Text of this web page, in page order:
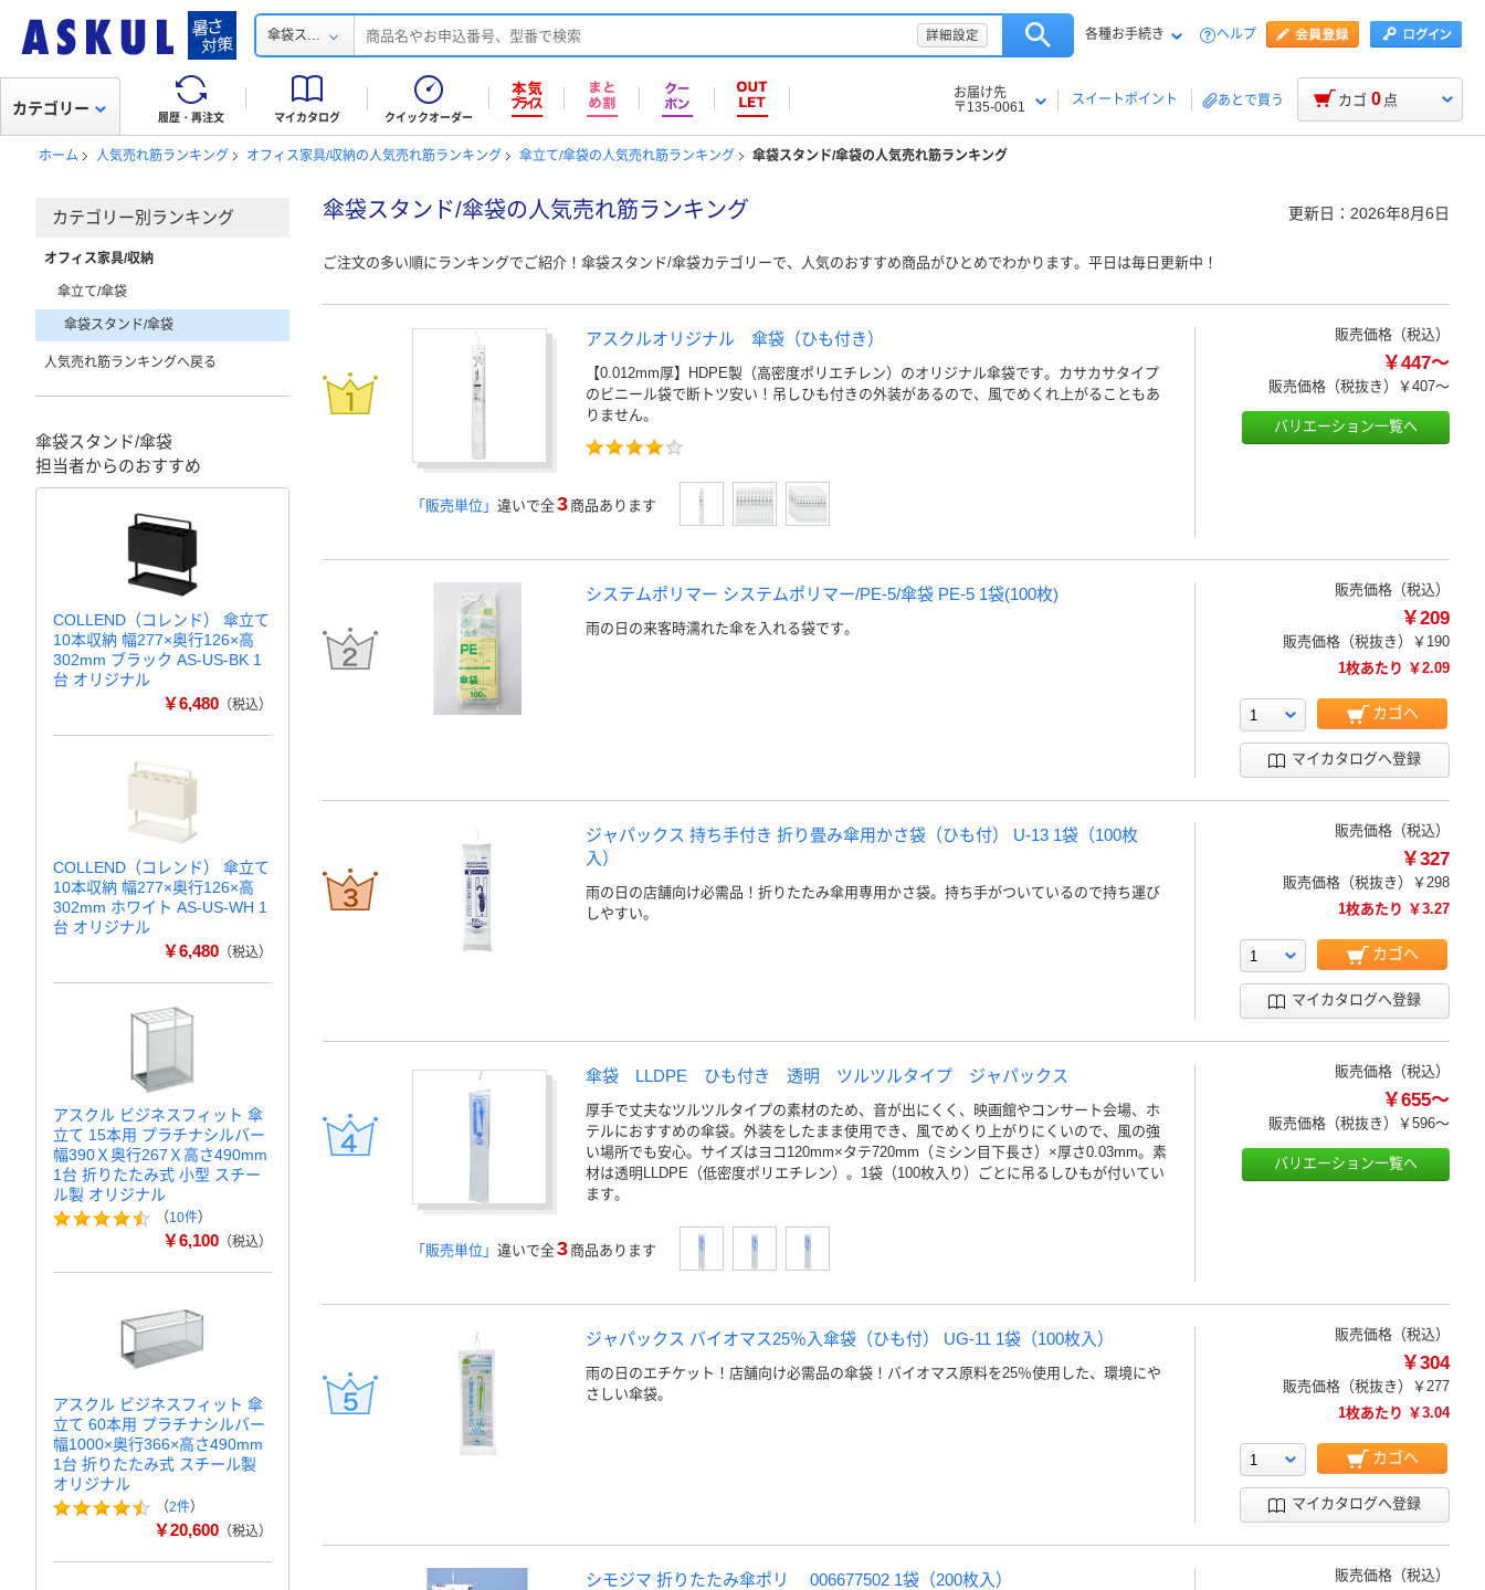
傘袋ス... 詳細設定 各種お手続き ヘルプ
履歴・再注文 マイカタログ クイックオーダー
お届け先
〒135-0061
スイートポイント あとで買う
カテゴリー カゴ 0 点
ホーム 人気売れ筋ランキング オフィス家具/収納の人気売れ筋ランキング 傘立て/傘袋の人気売れ筋ランキング 傘袋スタンド/傘袋の人気売れ筋ランキング
傘袋スタンド/傘袋の人気売れ筋ランキング 更新日： 2026年8月6日
ご注文の多い順にランキングでご紹介！傘袋スタンド/傘袋カテゴリーで、人気のおすすめ商品がひとめでわかります。平日は毎日更新中！
アスクルオリジナル 傘袋（ひも付き）
【0.012mm厚】HDPE製（高密度ポリエチレン）のオリジナル傘袋です。カサカサタイプ
のビニール袋で断トツ安い！吊しひも付きの外装があるので、風でめくれ上がることもあ
りません。
「販売単位」 違いで全3 商品あります
販売価格（税込）
￥447～
販売価格（税抜き） ￥407～
バリエーション一覧へ
システムポリマー システムポリマー/PE-5/傘袋 PE-5 1袋(100枚)
雨の日の来客時濡れた傘を入れる袋です。
販売価格（税込）
￥209
販売価格（税抜き）
￥190
1枚あたり ￥2.09
カゴへ
マイカタログへ登録
ジャパックス 持ち手付き 折り畳み傘用かさ袋（ひも付） U-13 1袋（100枚
入）
雨の日の店舗向け必需品！折りたたみ傘用専用かさ袋。持ち手がついているので持ち運び
しやすい。
販売価格（税込）
￥327
販売価格（税抜き）
￥298
1枚あたり ￥3.27
カゴへ
マイカタログへ登録
傘袋 LLDPE ひも付き 透明 ツルツルタイプ ジャパックス
厚手で丈夫なツルツルタイプの素材のため、音が出にくく、映画館やコンサート会場、ホ
テルにおすすめの傘袋。外装をしたまま使用でき、風でめくり上がりにくいので、風の強
い場所でも安心。サイズはヨコ120mm×タテ720mm（ミシン目下長さ）×厚さ0.03mm。素
材は透明LLDPE（低密度ポリエチレン）。1袋（100枚入り）ごとに吊るしひもが付いてい
ます。
「販売単位」 違いで全3 商品あります
販売価格（税込）
￥655～
販売価格（税抜き） ￥596～
バリエーション一覧へ
ジャパックス バイオマス25％入傘袋（ひも付） UG-11 1袋（100枚入）
雨の日のエチケット！店舗向け必需品の傘袋！バイオマス原料を25％使用した、環境にや
さしい傘袋。
販売価格（税込）
￥304
販売価格（税抜き）
￥277
1枚あたり ￥3.04
カゴへ
マイカタログへ登録
シモジマ 折りたたみ傘ポリ 006677502 1袋（200枚入） 販売価格（税込）
カテゴリー別ランキング
オフィス家具/収納
傘立て/傘袋
傘袋スタンド/傘袋
人気売れ筋ランキングへ戻る
傘袋スタンド/傘袋
担当者からのおすすめ
COLLEND（コレンド） 傘立て
10本収納 幅277×奥行126×高
302mm ブラック AS-US-BK 1
台 オリジナル
￥6,480 （税込）
COLLEND（コレンド） 傘立て
10本収納 幅277×奥行126×高
302mm ホワイト AS-US-WH 1
台 オリジナル
￥6,480 （税込）
アスクル ビジネスフィット 傘
立て 15本用 プラチナシルバー
幅390Ｘ奥行267Ｘ高さ490mm
1台 折りたたみ式 小型 スチー
ル製 オリジナル
（10件）
￥6,100 （税込）
アスクル ビジネスフィット 傘
立て 60本用 プラチナシルバー
幅1000×奥行366×高さ490mm
1台 折りたたみ式 スチール製
オリジナル
（2件）
￥20,600 （税込）